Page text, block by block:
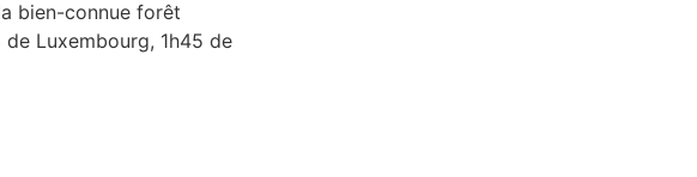
bien-connue forêt
de Luxembourg, 1h45 de